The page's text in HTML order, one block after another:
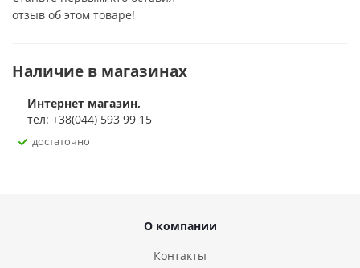
Throat
Deep Throat идеально подходит для тех, кто хочет
практиковать более глубокий и комфортный оральный
секс, доставляя удовольствие обоим партнерам. Кроме
отзыв об этом товаре!
Наличие в магазинах
Интернет магазин,
тел: +38(044) 593 99 15
достаточно
О компании
Контакты